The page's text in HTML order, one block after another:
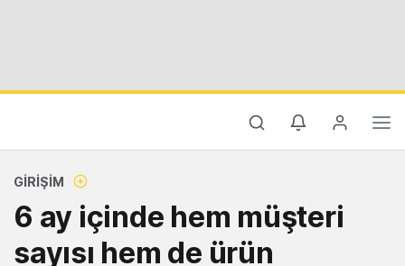
GIRIŞIM
6 ay içinde hem müşteri
sayısı hem de ürün